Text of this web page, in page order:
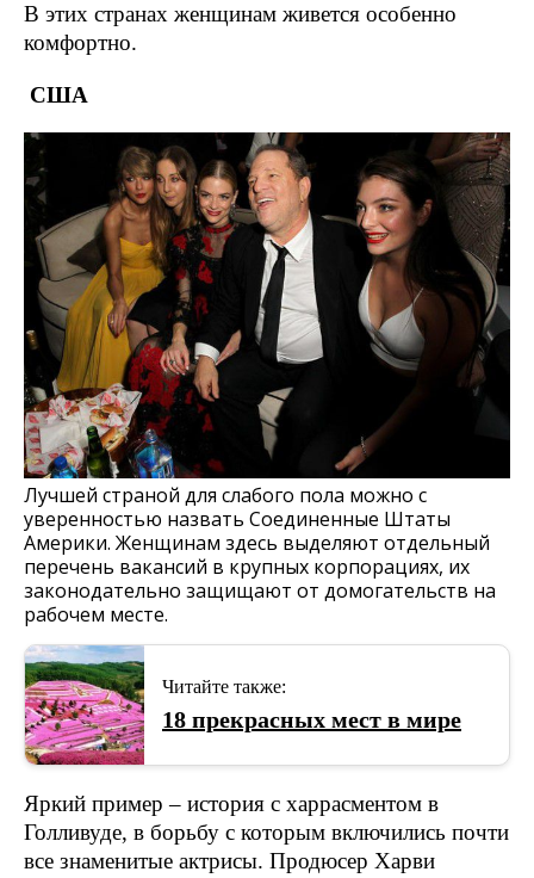
В этих странах женщинам живется особенно
комфортно.
США
Лучшей страной для слабого пола можно с
уверенностью назвать Соединенные Штаты
Америки. Женщинам здесь выделяют отдельный
перечень вакансий в крупных корпорациях, их
законодательно защищают от домогательств на
рабочем месте.
Читайте также:
18 прекрасных мест в мире
Яркий пример – история с харрасментом в
Голливуде, в борьбу с которым включились почти
все знаменитые актрисы. Продюсер Харви